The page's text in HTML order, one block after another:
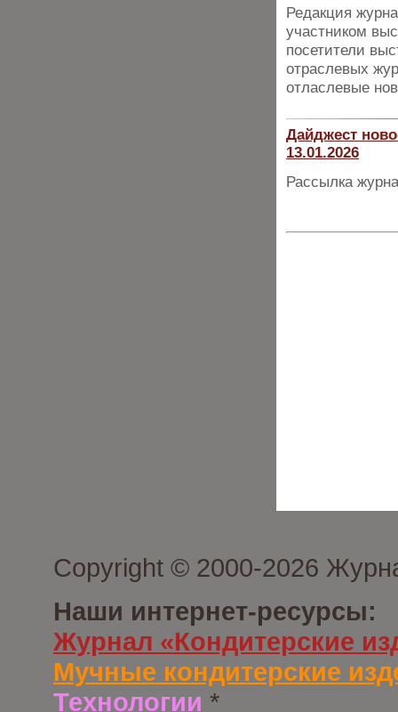
Редакция
участником
посетители
отраслевых
отласлевые
Дайджест
13.01.2026
Рассылка
Copyright © 2000-2026
Наши интернет-ресурсы:
Журнал «Кондитерские
Мучные кондитерские
Технологии *